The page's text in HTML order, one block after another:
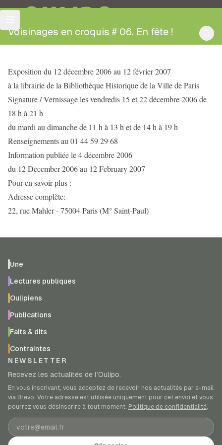
OULIPO
Voisinages en croquis # 06. En fête !
Exposition du 12 décembre 2006 au 12 février 2007
à la librairie de la Bibliothèque Historique de la Ville de Paris
Signature / Vernissage les vendredis 15 et 22 décembre 2006 de
18 h à 21 h
du mardi au dimanche de 11 h à 13 h et de 14 h à 19 h
Renseignements au 01 44 59 29 68
Information publiée le 4 décembre 2006
du 12 December 2006 au 12 February 2007
Pour en savoir plus :
Adresse complète:
22, rue Mahler - 75004 Paris (M° Saint-Paul)
Une
Lectures publiques
Oulipiens
Publications
Faits & dits
Contraintes
NEWSLETTER
Recevez les actualités de l’Oulipo.
En vous inscrivant, vous acceptez de recevoir nos actualités par e-mail
via Brevo. Votre adresse est utilisée uniquement pour cet envoi et vous
pourrez vous désinscrire à tout moment. Politique de confidentialité.
Adresse e-mail